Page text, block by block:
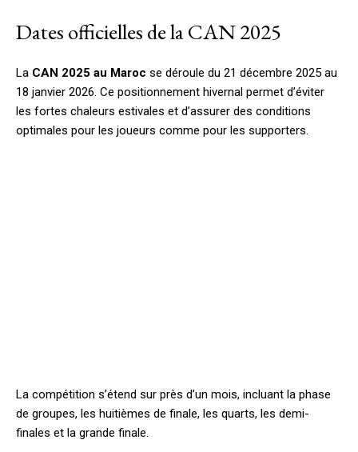
Dates officielles de la CAN 2025
La CAN 2025 au Maroc se déroule du 21 décembre 2025 au
18 janvier 2026. Ce positionnement hivernal permet d’éviter
les fortes chaleurs estivales et d’assurer des conditions
optimales pour les joueurs comme pour les supporters.
La compétition s’étend sur près d’un mois, incluant la phase
de groupes, les huitièmes de finale, les quarts, les demi-
finales et la grande finale.